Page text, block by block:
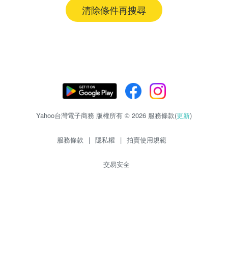
清除條件再搜尋
Yahoo台灣電子商務 版權所有 © 2026 服務條款(更新)
服務條款 | 隱私權 | 拍賣使用規範
交易安全